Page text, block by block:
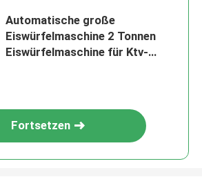
Automatische große
Eiswürfelmaschine 2 Tonnen
Eiswürfelmaschine für Ktv-
Fortsetzen